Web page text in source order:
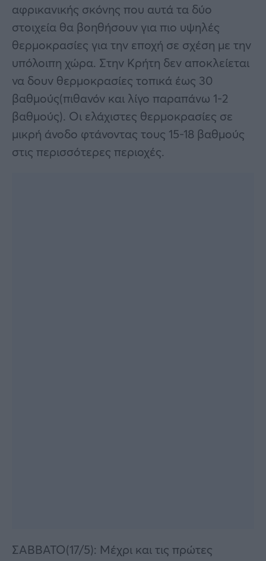
αφρικανικής σκόνης που αυτά τα δύο
στοιχεία θα βοηθήσουν για πιο υψηλές
θερμοκρασίες για την εποχή σε σχέση με την
υπόλοιπη χώρα. Στην Κρήτη δεν αποκλείεται
να δουν θερμοκρασίες τοπικά έως 30
βαθμούς(πιθανόν και λίγο παραπάνω 1-2
βαθμούς). Οι ελάχιστες θερμοκρασίες σε
μικρή άνοδο φτάνοντας τους 15-18 βαθμούς
στις περισσότερες περιοχές.
ΣΑΒΒΑΤΟ(17/5): Μέχρι και τις πρώτες